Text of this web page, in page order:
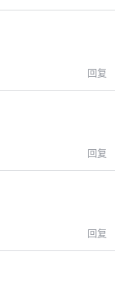
回复
回复
回复